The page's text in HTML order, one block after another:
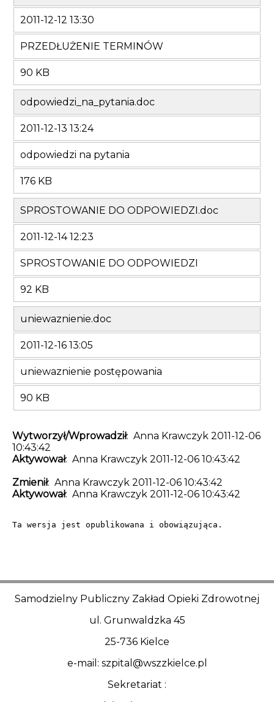
2011-12-12 13:30
PRZEDŁUŻENIE TERMINÓW
90 KB
odpowiedzi_na_pytania.doc
2011-12-13 13:24
odpowiedzi na pytania
176 KB
SPROSTOWANIE DO ODPOWIEDZI.doc
2011-12-14 12:23
SPROSTOWANIE DO ODPOWIEDZI
92 KB
uniewaznienie.doc
2011-12-16 13:05
uniewaznienie postępowania
90 KB
Wytworzył/Wprowadził: Anna Krawczyk 2011-12-06
10:43:42
Aktywował: Anna Krawczyk 2011-12-06 10:43:42
Zmienił: Anna Krawczyk 2011-12-06 10:43:42
Aktywował: Anna Krawczyk 2011-12-06 10:43:42
Ta wersja jest opublikowana i obowiązująca.
Samodzielny Publiczny Zakład Opieki Zdrowotnej
ul. Grunwaldzka 45
25-736 Kielce
e-mail: szpital@wszzkielce.pl
Sekretariat :